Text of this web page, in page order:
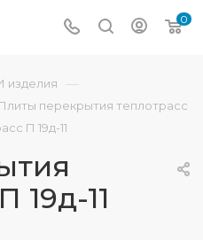
0
изделия —
перекрытия теплотрасс
П 19д-11
19д-11